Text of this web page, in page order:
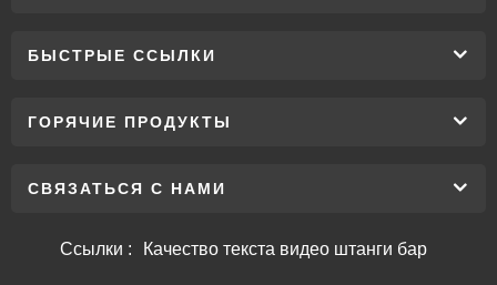
БЫСТРЫЕ ССЫЛКИ
ГОРЯЧИЕ ПРОДУКТЫ
СВЯЗАТЬСЯ С НАМИ
Ссылки : Качество текста видео штанги бар